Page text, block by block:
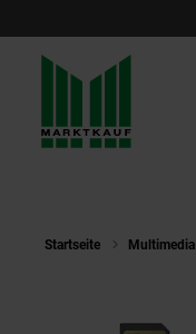
Startseite Multimedia